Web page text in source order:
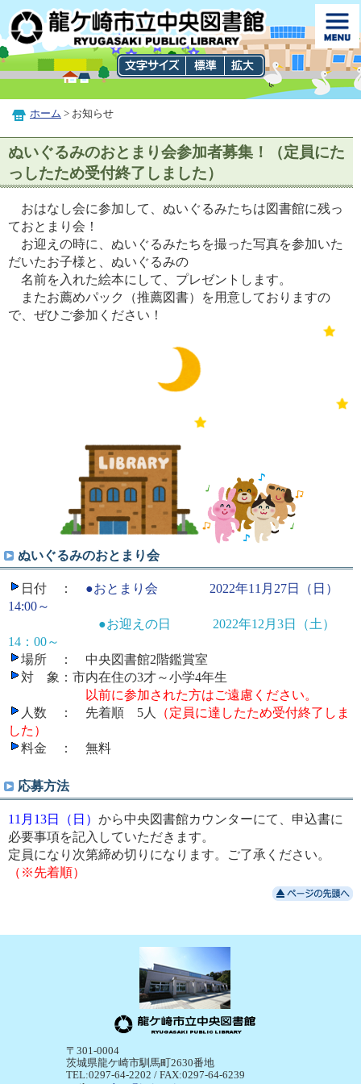
ホーム > お知らせ
ぬいぐるみのおとまり会参加者募集！（定員にた
っしたため受付終了しました）
おはなし会に参加して、ぬいぐるみたちは図書館に残っ
ておとまり会！
お迎えの時に、ぬいぐるみたちを撮った写真を参加いた
だいたお子様と、ぬいぐるみの
名前を入れた絵本にして、プレゼントします。
またお薦めパック（推薦図書）を用意しておりますの
で、ぜひご参加ください！
ぬいぐるみのおとまり会
日付 ： ●おとまり会
2022年11月27日（日）
14:00～
●お迎えの日
2022年12月3日（土）
14：00～
場所 ： 中央図書館2階鑑賞室
対 象：市内在住の3才～小学4年生
以前に参加された方はご遠慮ください。
人数 ： 先着順 5人
（定員に達したため受付終了しま
した）
料金 ： 無料
応募方法
11月13日（日） から中央図書館カウンターにて、申込書に
必要事項を記入していただきます。
定員になり次第締め切りになります。ご了承ください。
（※先着順）
〒301-0004
茨城県龍ケ崎市馴馬町2630番地
TEL:0297-64-2202 / FAX:0297-64-6239